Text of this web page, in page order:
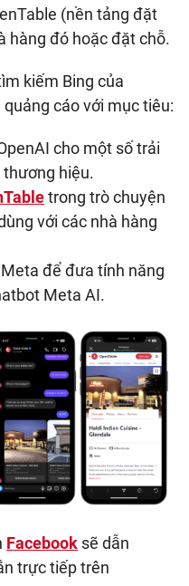
(nền tảng đặt
hàng đó hoặc đặt chỗ.
kiếm Bing của
cáo với mục tiêu:
cho một số trải
hiệu.
trong trò chuyện
với các nhà hàng
để đưa tính năng
Meta AI.
Facebook sẽ dẫn
trực tiếp trên